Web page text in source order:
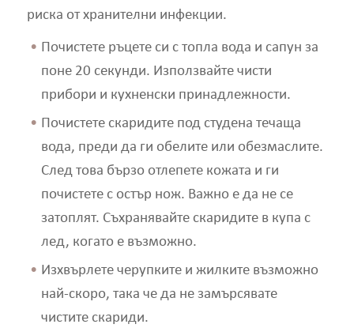
риска от хранителни инфекции.
Почистете ръцете си с топла вода и сапун за
поне 20 секунди. Използвайте чисти
прибори и кухненски принадлежности.
Почистете скаридите под студена течаща
вода, преди да ги обелите или обезмаслите.
След това бързо отлепете кожата и ги
почистете с остър нож. Важно е да не се
затоплят. Съхранявайте скаридите в купа с
лед, когато е възможно.
Изхвърлете черупките и жилките възможно
най-скоро, така че да не замърсявате
чистите скариди.